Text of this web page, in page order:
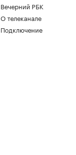
Вечерний РБК
О телеканале
Подключение